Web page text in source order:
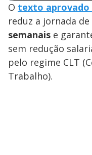
O texto aprovado
reduz a jornada
semanais e
sem redução
pelo regime CLT
Trabalho).